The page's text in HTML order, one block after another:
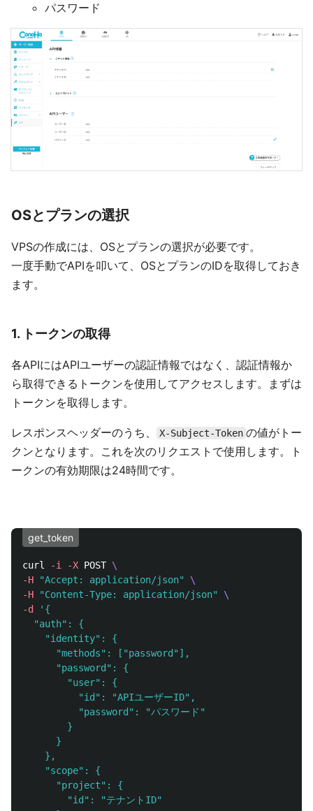
パスワード
OSとプランの選択
VPSの作成には、OSとプランの選択が必要です。
一度手動でAPIを叩いて、OSとプランのIDを取得しておき
ます。
1. トークンの取得
各APIにはAPIユーザーの認証情報ではなく、認証情報か
ら取得できるトークンを使用してアクセスします。まずは
トークンを取得します。
レスポンスヘッダーのうち、 X-Subject-Token の値がトー
クンとなります。これを次のリクエストで使用します。ト
ークンの有効期限は24時間です。
get_token
curl -i -X POST \
-H
"Accept: application/json"
\
-H
"Content-Type: application/json"
\
-d
'{
  "auth": {
    "identity": {
      "methods": ["password"],
      "password": {
        "user": {
          "id": "APIユーザーID",
          "password": "パスワード"
        }
      }
    },
    "scope": {
      "project": {
        "id": "テナントID"